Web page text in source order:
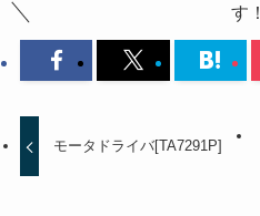
す！
モータドライバ[TA7291P]